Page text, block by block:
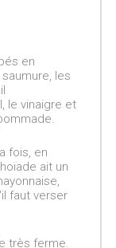
en
les
le vinaigre et
fois, en
ait un
faut verser
très ferme.